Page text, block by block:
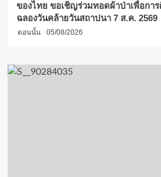
ของไทย ขอเชิญร่วมทอดผ้าป่าเพื่อกา
ฉลองวันคล้ายวันสถาปนา 7 ส.ค. 2569
ตอนนั้น 05/08/2026